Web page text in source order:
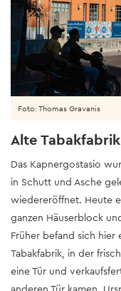
Alte
Das Kapnergostasio
in Schutt und Asche
wiedereröffnet. Heute
ganzen Häuserblock
Früher befand sich
Tabakfabrik, in der
eine Tür und
Foto: Thomas Gravanis